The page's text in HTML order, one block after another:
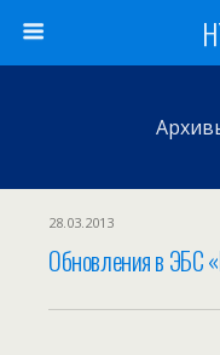
28.03.2013
Обновления в ЭБС